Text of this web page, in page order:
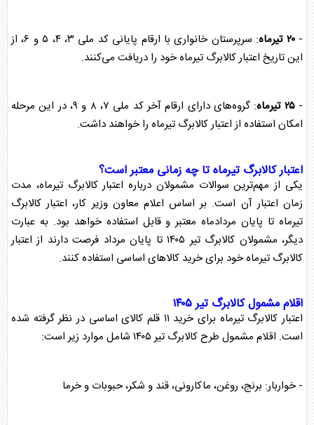
-۲۰ تیرماه
: سرپرستان خانواری با ارقام پایانی کد ملی ۳، ۴، ۵ و ۶، از
این تاریخ اعتبارکالابرگ تیرماه خود را دریافت می‌کنند.
-۲۵ تیرماه
: گروه‌های دارای ارقام آخر کد ملی ۷، ۸ و ۹، در این مرحله
امکان استفاده از اعتبارکالابرگ تیرماه را خواهند داشت.
اعتبارکالابرگ تیرماه تا چه زمانی معتبر است؟
یکی از مهم‌ترین سوالات مشمولان درباره اعتبارکالابرگ تیرماه، مدت
زمان اعتبار آن است. بر اساس اعلام معاون وزیر کار، اعتبار کالابرگ
تیرماه تا پایان مردادماه معتبر و قابل استفاده خواهد بود. به عبارت
دیگر، مشمولان کالابرگ تیر ۱۴۰۵ تا پایان مرداد فرصت دارند از اعتبار
کالابرگ تیرماه خود برای خرید کالا‌های اساسی استفاده کنند.
اقلام مشمولکالابرگ تیر ۱۴۰۵
اعتبار کالابرگ
تیرماه برای خرید ۱۱ قلم کالای اساسی در نظر گرفته شده
است. اقلام مشمول طرحکالابرگ تیر ۱۴۰۵ شامل موارد زیر است:
- خواربار: برنج، روغن، ماکارونی، قند و شکر، حبوبات و خرما